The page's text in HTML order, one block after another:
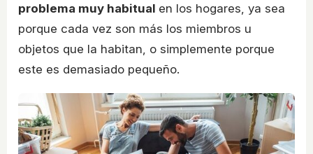
problema muy habitual en los hogares, ya sea
porque cada vez son más los miembros u
objetos que la habitan, o simplemente porque
este es demasiado pequeño.